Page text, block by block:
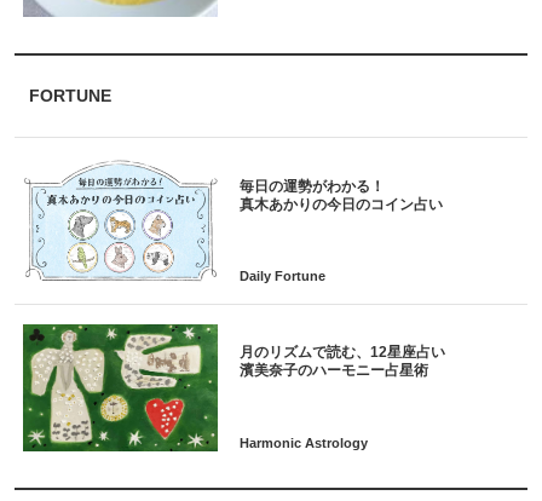
FORTUNE
毎日の運勢がわかる！
月のリズムで読む、12星座占い